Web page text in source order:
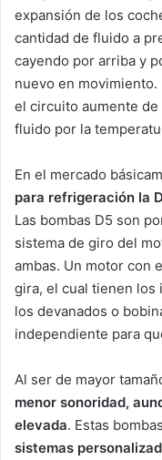
expansión de los
cantidad de fluido a
cayendo por arriba y
nuevo en
el circuito aumente
fluido por la
En el mercado
para refrigeración la
Las bombas D5 son
sistema de giro del
ambas. Un motor con
gira, el cual tienen los
los devanados o
independiente para
Al ser de mayor
menor sonoridad,
elevada. Estas bombas
sistemas